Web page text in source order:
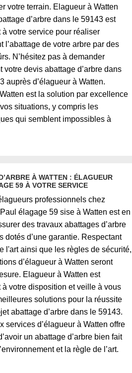
votre terrain. Elagueur à Watten
d’arbre dans le 59143 est
à votre service pour réaliser
l’abattage de votre arbre par des
N’hésitez pas à demander
votre devis abattage d’arbre dans
auprès d’élagueur à Watten.
est la solution par excellence
situations, y compris les
qui semblent impossibles à
À WATTEN : ÉLAGUEUR
59 À VOTRE SERVICE
professionnels chez
Paul élagage 59 sise à Watten est en
des travaux abattages d’arbre
dotés d’une garantie. Respectant
l'art ainsi que les règles de sécurité,
d’élagueur à Watten seront
Elagueur à Watten est
à votre disposition et veille à vous
solutions pour la réussite
abattage d’arbre dans le 59143.
services d’élagueur à Watten offre
un abattage d’arbre bien fait
et la règle de l’art.